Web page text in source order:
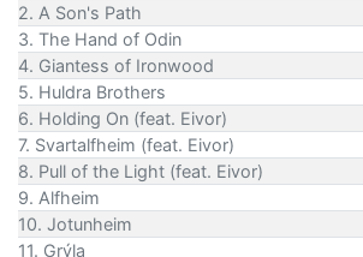
2. A Son's Path
3. The Hand of Odin
4. Giantess of Ironwood
5. Huldra Brothers
6. Holding On (feat. Eivor)
7. Svartalfheim (feat. Eivor)
8. Pull of the Light (feat. Eivor)
9. Alfheim
10. Jotunheim
11. Grýla